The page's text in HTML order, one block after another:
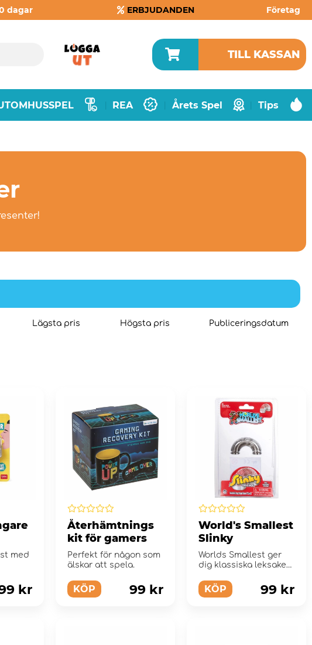
dagar ERBJUDANDEN Företag
TILL KASSAN
REA Årets Spel Tips
Lägsta pris Högsta pris Publiceringsdatum
med
kr
Återhämtnings
kit för gamers
Perfekt för någon som
älskar att spela.
KÖP 99 kr
World's Smallest
Slinky
Worlds Smallest ger
dig klassiska leksaker
KÖP 99 kr